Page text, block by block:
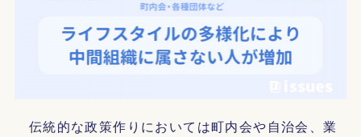
伝統的な政策作りにおいては町内会や自治会、業